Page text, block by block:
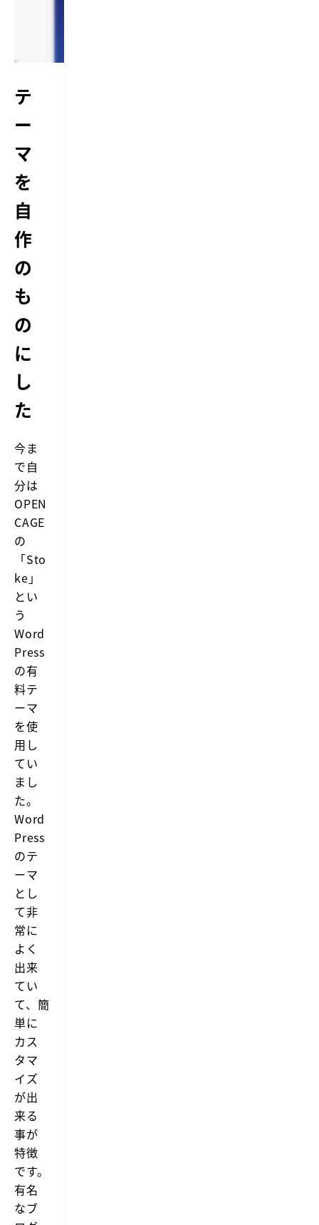
テ
ー
マ
を
自
作
の
も
の
に
し
た
今ま
で自
分は
OPEN
CAGE
の
「Sto
ke 」
とい
う
Word
Press
の有
料テ
ーマ
を使
用し
てい
まし
た。
Word
Press
のテ
ーマ
とし
て非
常に
よく
出来
てい
て、簡
単に
カス
タマ
イズ
が出
来る
事が
特徴
です。
有名
なブ